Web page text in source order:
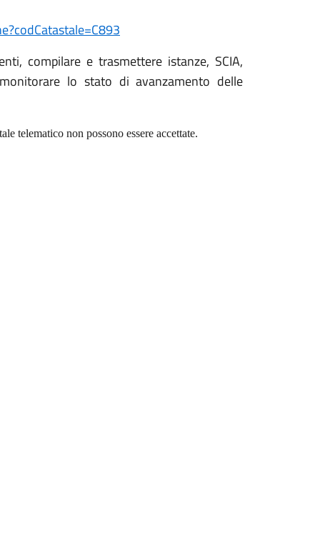
compilare e trasmettere istanze, SCIA,
lo stato di avanzamento delle
telematico non possono essere accettate.